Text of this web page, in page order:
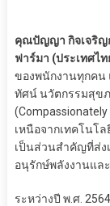
คุณปัญญา กิจเจริญ
ฟาร์มา (ประเทศไท
ของพนักงานทุกคน
ทัศน์ นวัตกรรมสุข
(Compassionately
เหนือจากเทคโนโ
เป็นส่วนสำคัญที่ส่ง
อนุรักษ์พลังงานแล
ระหว่างปี พ.ศ.